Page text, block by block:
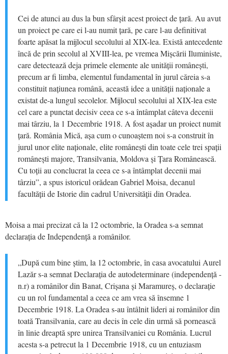
Cei de atunci au dus la bun sfârșit acest proiect de țară. Au avut
un proiect pe care ei l-au numit țară, pe care l-au definitivat
foarte apăsat la mijlocul secolului al XIX-lea. Există antecedente
încă de prin secolul al XVIII-lea, pe vremea Mișcării Iluministe,
care detectează deja primele elemente ale unității românești,
precum ar fi limba, elementul fundamental în jurul căreia s-a
constituit națiunea română, această idee a unității naționale a
existat de-a lungul secolelor. Mijlocul secolului al XIX-lea este
cel care a punctat decisiv ceea ce s-a întâmplat câteva decenii
mai târziu, la 1 Decembrie 1918. A fost așadar un proiect numit
țară. România Mică, așa cum o cunoaștem noi s-a construit în
jurul unor elite naționale, elite românești din toate cele trei spații
românești majore, Transilvania, Moldova și Țara Românească.
Cu toții au conclucrat la ceea ce s-a întâmplat decenii mai
târziu”, a spus istoricul orădean Gabriel Moisa, decanul
facultății de Istorie din cadrul Universității din Oradea.
Moisa a mai precizat că la 12 octombrie, la Oradea s-a semnat
declarația de Independență a românilor.
„După cum bine știm, la 12 octombrie, în casa avocatului Aurel
Lazăr s-a semnat Declarația de autodeterminare (independență -
n.r) a românilor din Banat, Crișana și Maramureș, o declarație
cu un rol fundamental a ceea ce am vrea să însemne 1
Decembrie 1918. La Oradea s-au întâlnit lideri ai românilor din
toată Transilvania, care au decis în cele din urmă să pornească
în linie dreaptă spre unirea Transilvaniei cu România. Lucrul
acesta s-a petrecut la 1 Decembrie 1918, cu un entuziasm